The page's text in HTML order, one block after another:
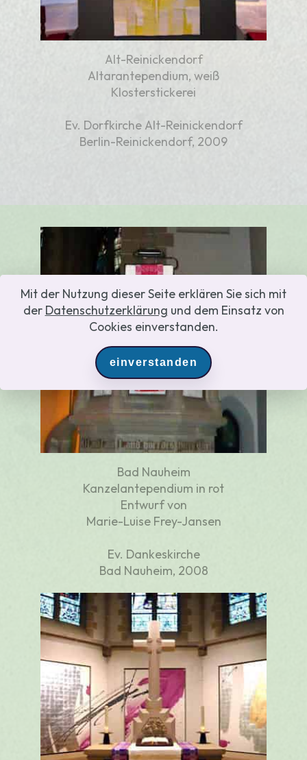
Alt-Reinickendorf
Altarantependium, weiß
Klosterstickerei
Ev. Dorfkirche Alt-Reinickendorf
Berlin-Reinickendorf, 2009
Bad Nauheim
Kanzelantependium in rot
Entwurf von
Marie-Luise Frey-Jansen
Ev. Dankeskirche
Bad Nauheim, 2008
Mit der Nutzung dieser Seite erklären Sie sich mit
der Datenschutzerklärung und dem Einsatz von
Cookies einverstanden.
einverstanden